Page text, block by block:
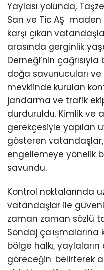
Yaylası yolunda,
San ve Tic AŞ maden
karşı çıkan
arasında gerginlik
Derneği’nin
doğa savunucuları ve
mevkiinde kurulan
jandarma ve trafik
durduruldu. Kimlik ve
gerekçesiyle yapılan
gösteren vatandaşlar,
engellemeye yönelik
savundu.
Kontrol noktalarında
vatandaşlar ile
zaman zaman sözlü
Sondaj çalışmalarına
bölge halkı, yaylaların
göreceğini belirterek